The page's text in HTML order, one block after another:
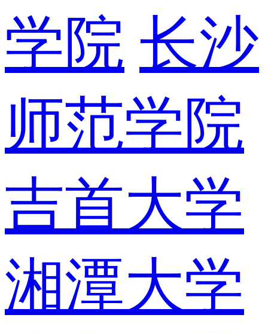
学院 长沙
师范学院
吉首大学
湘潭大学